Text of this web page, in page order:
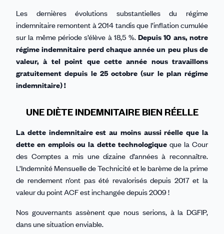
Les dernières évolutions substantielles du régime
indemnitaire remontent à 2014 tandis que l’inflation cumulée
sur la même période s’élève à 18,5 %.Depuis 10 ans, notre
régime indemnitaire perd chaque année un peu plus de
valeur, à tel point que cette année nous travaillons
gratuitement depuis le 25 octobre (sur le plan régime
indemnitaire) !
UNE DIÈTE INDEMNITAIRE BIEN RÉELLE
La dette indemnitaire est au moins aussi réelle que la
dette en emplois ou la dette technologiqueque la Cour
des Comptes a mis une dizaine d’années à reconnaître.
L’Indemnité Mensuelle de Technicité et le barème de la prime
de rendement n’ont pas été revalorisés depuis 2017 et la
valeur du point ACF est inchangée depuis 2009 !
Nos gouvernants assènent que nous serions, à la DGFIP,
dans une situation enviable.